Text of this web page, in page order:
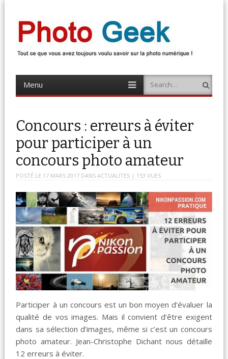
Photo Geek
Menu
content
Search
Concours : erreurs à éviter
pour participer à un
concours photo amateur
POSTÉ LE 17 MARS 2017 DANSACTUALITES | 153 VUES
Participer à un concours est un bon moyen d’évaluer la
qualité de vos images. Mais il convient d’être exigent
dans sa sélection d’images, même si c’est un concours
photo amateur. Jean-Christophe Dichant nous détaille
12 erreurs à éviter.